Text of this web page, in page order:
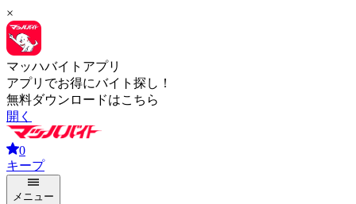
×
マッハバイトアプリ
アプリでお得にバイト探し！
無料ダウンロードはこちら
開く
0
キープ
メニュー